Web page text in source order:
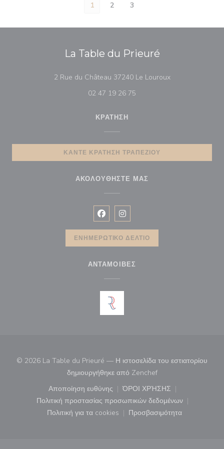
1 2 3
La Table du Prieuré
2 Rue du Château 37240 Le Louroux((ανοίγει σε νέο
02 47 19 26 75
ΚΡΆΤΗΣΗ
ΚΆΝΤΕ ΚΡΆΤΗΣΗ ΤΡΑΠΕΖΙΟΎ
ΑΚΟΛΟΥΘΉΣΤΕ ΜΑΣ
Facebook ((ανοίγει σε νέο
Instagram ((ανοίγει σε νέο
ΕΝΗΜΕΡΩΤΙΚΌ ΔΕΛΤΊΟ
ΑΝΤΑΜΟΙΒΈΣ
© 2026 La Table du Prieuré — Η ιστοσελίδα του εστιατορίου
δημιουργήθηκε από Zenchef((ανοίγει σε νέο
Αποποίηση ευθύνης
((ανοίγει σε νέο παράθυρο))
ΌΡΟΙ ΧΡΉΣΗΣ
((ανοίγει σε νέο
Πολιτική προστασίας προσωπικών δεδομένων
((ανοίγει σε νέο παράθυρο))
Πολιτική για τα cookies
((ανοίγει σε νέο παράθυρο))
Προσβασιμότητα
((ανοίγει σε νέο